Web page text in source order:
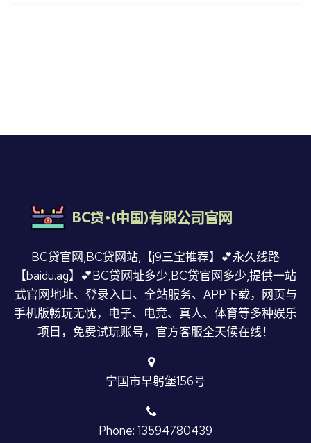
BC贷官网,BC贷网站,【j9三宝推荐】💕永久线路
【baidu.ag】💕BC贷网址多少,BC贷官网多少,提供一站
式官网地址、登录入口、全站服务、APP下载，网页与
手机版畅玩无忧，电子、电竞、真人、体育等多种娱乐
项目，免费试玩账号，官方客服全天候在线！
宁国市早躬堡156号
Phone: 13594780439